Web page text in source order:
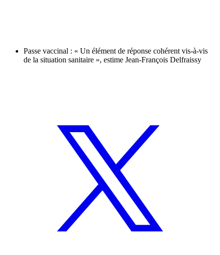
Passe vaccinal : « Un élément de réponse cohérent vis-à-vis
de la situation sanitaire », estime Jean-François Delfraissy